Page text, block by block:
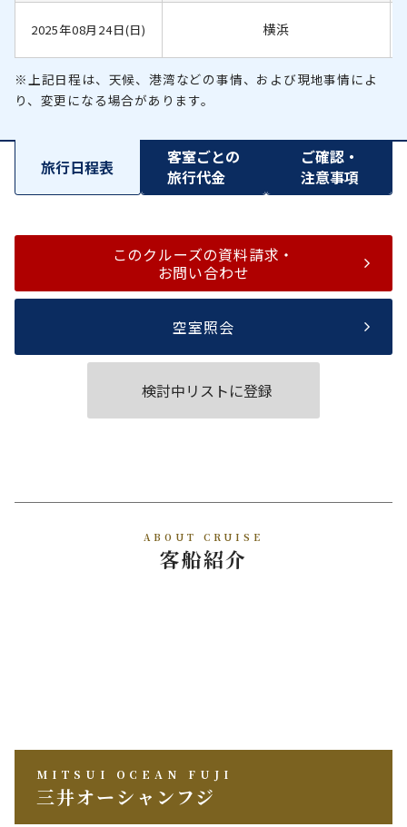
2025年08月24日(日) 横浜
※上記日程は、天候、港湾などの事情、および現地事情によ
り、変更になる場合があります。
旅行日程表
客室ごとの
旅行代金
ご確認・
注意事項
このクルーズの資料請求・
お問い合わせ
空室照会
検討中リストに登録
ABOUT CRUISE
客船紹介
MITSUI OCEAN FUJI
三井オーシャンフジ